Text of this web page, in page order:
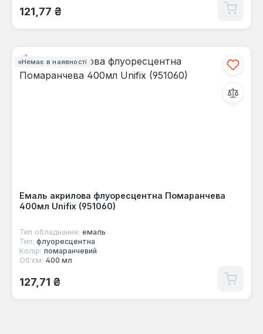
Звичайна ціна:
121,77 ₴
Немає в наявності
Емаль акрилова флуоресцентна Помаранчева
400мл Unifix (951060)
Тип обладнання: емаль
Тип: флуоресцентна
Колір: помаранчевий
Об'єм: 400 мл
Звичайна ціна:
127,71 ₴